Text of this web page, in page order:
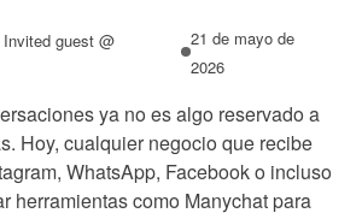
Invited guest @
21 de mayo de
2026
ya no es algo reservado a
Hoy, cualquier negocio que recibe
WhatsApp, Facebook o incluso
herramientas como Manychat para